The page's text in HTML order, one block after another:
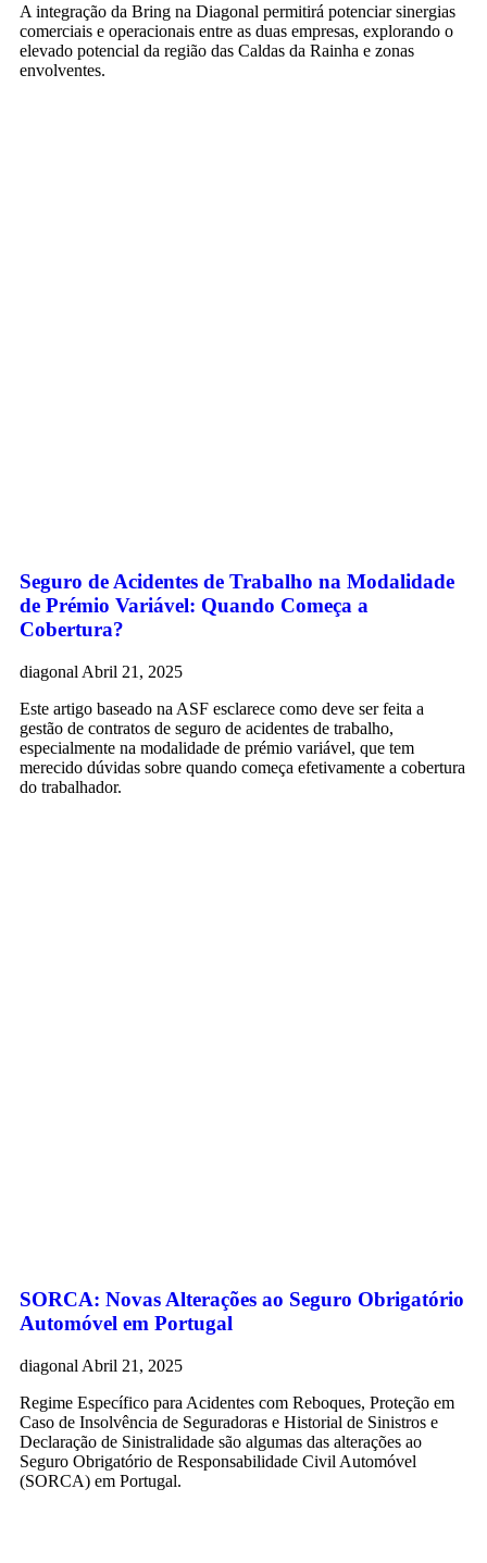
A integração da Bring na Diagonal permitirá potenciar sinergias
comerciais e operacionais entre as duas empresas, explorando o
elevado potencial da região das Caldas da Rainha e zonas
envolventes.
Seguro de Acidentes de Trabalho na Modalidade
de Prémio Variável: Quando Começa a
Cobertura?
diagonal Abril 21, 2025
Este artigo baseado na ASF esclarece como deve ser feita a
gestão de contratos de seguro de acidentes de trabalho,
especialmente na modalidade de prémio variável, que tem
merecido dúvidas sobre quando começa efetivamente a cobertura
do trabalhador.
SORCA: Novas Alterações ao Seguro Obrigatório
Automóvel em Portugal
diagonal Abril 21, 2025
Regime Específico para Acidentes com Reboques, Proteção em
Caso de Insolvência de Seguradoras e Historial de Sinistros e
Declaração de Sinistralidade são algumas das alterações ao
Seguro Obrigatório de Responsabilidade Civil Automóvel
(SORCA) em Portugal.